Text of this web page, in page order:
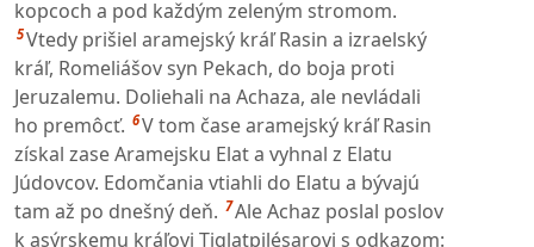
kopcoch a pod každým zeleným stromom.
5Vtedy prišiel aramejský kráľ Rasin a izraelský
kráľ, Romeliášov syn Pekach, do boja proti
Jeruzalemu. Doliehali na Achaza, ale nevládali
ho premôcť. 6V tom čase aramejský kráľ Rasin
získal zase Aramejsku Elat a vyhnal z Elatu
Júdovcov. Edomčania vtiahli do Elatu a bývajú
tam až po dnešný deň. 7Ale Achaz poslal poslov
k asýrskemu kráľovi Tiglatpilésarovi s odkazom: